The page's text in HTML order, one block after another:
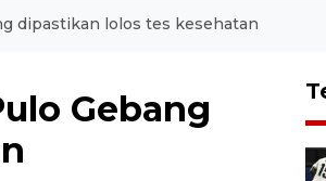
dipastikan lolos tes kesehatan
Gebang